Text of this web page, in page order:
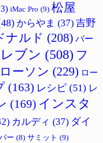
iMac Pro (9) 松屋
からやま (37)吉野
ナルド (208) バー
ブン (508) フ
ローソン (229) ロー
(163) レシピ (51) レ
(169) インスタ
カルディ (37) ダイ
ー (8) サミット (9)